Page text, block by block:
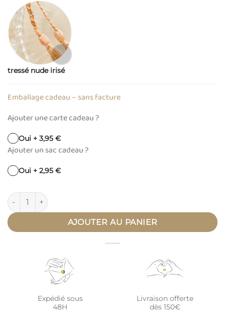
tressé nude irisé
Emballage cadeau – sans facture
Ajouter une carte cadeau ?
Oui + 3,95 €
Ajouter un sac cadeau ?
Oui + 2,95 €
quantité de Cordon de soie tressé irisé ajustable pour bola de
AJOUTER AU PANIER
Expédié sous
48H
Livraison offerte
dès 150€